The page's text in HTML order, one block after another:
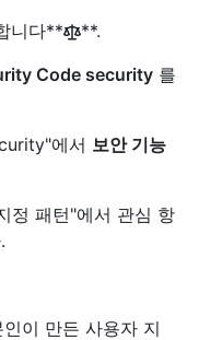
니다**
**.
Code security 를
에서 보안 기능
정 패턴"에서 관심 항
이 만든 사용자 지